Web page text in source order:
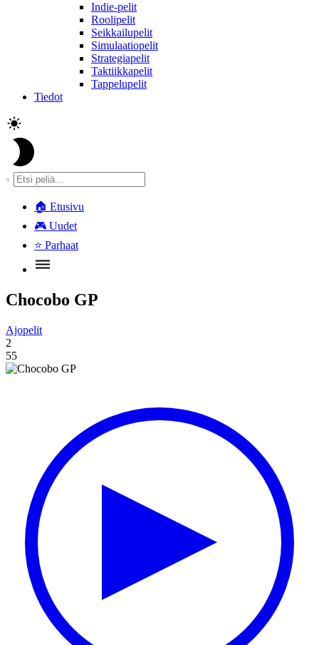
Indie-pelit
Roolipelit
Seikkailupelit
Simulaatiopelit
Strategiapelit
Taktiikkapelit
Tappelupelit
Tiedot
🏠 Etusivu
🎮 Uudet
⭐ Parhaat
Chocobo GP
Ajopelit
2
55